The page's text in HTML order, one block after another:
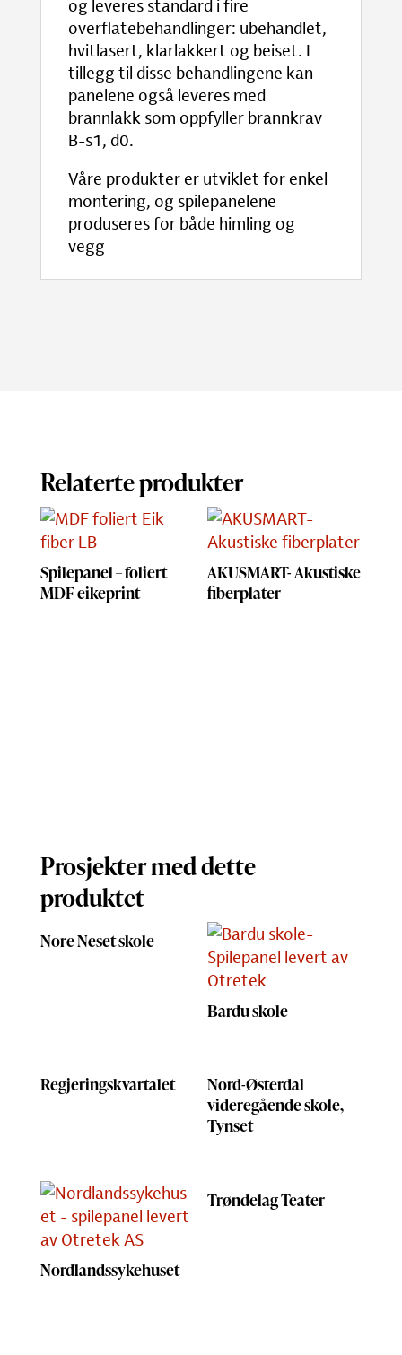
og leveres standard i fire
overflatebehandlinger: ubehandlet,
hvitlasert, klarlakkert og beiset. I
tillegg til disse behandlingene kan
panelene også leveres med
brannlakk som oppfyller brannkrav
B-s1, d0.
Våre produkter er utviklet for enkel
montering, og spilepanelene
produseres for både himling og
vegg
Relaterte produkter
Spilepanel – foliert
MDF eikeprint
AKUSMART- Akustiske
fiberplater
Prosjekter med dette
produktet
Nore Neset skole
Bardu skole
Regjeringskvartalet
Nord-Østerdal
videregående skole,
Tynset
Nordlandssykehuset
Trøndelag Teater